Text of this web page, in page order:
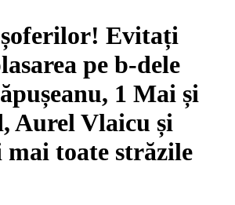
Evitați
pe b-dele
1 Mai și
Aurel Vlaicu și
mai toate străzile